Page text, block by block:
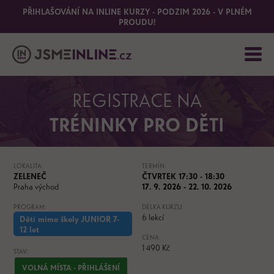
PŘIHLAŠOVÁNÍ NA INLINE KURZY - PODZIM 2026 - V PLNÉM
PROUDU!
REGISTRACE NA
TRÉNINKY PRO DĚTI
LOKALITA:
ZELENEČ
Praha východ
PROGRAM:
Děti mimo školy JUNIOR 7-
12 let
STAV:
VOLNÁ MÍSTA - PŘIHLÁŠENÍ
TERMÍN:
ČTVRTEK 17:30 - 18:30
17. 9. 2026 - 22. 10. 2026
DÉLKA KURZU:
6 lekcí
CENA:
1 490 Kč